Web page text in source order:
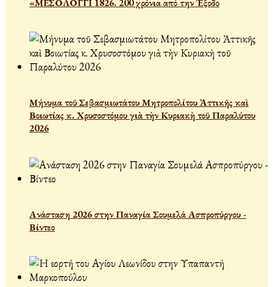
«ΜΕΣΟΛΟΓΓΙ 1826. 200 χρόνια από την Έξοδο
Μήνυμα τοῦ Σεβασμιωτάτου Μητροπολίτου Ἀττικῆς καὶ
Βοιωτίας κ. Χρυσοστόμου γιὰ τὴν Κυριακὴ τοῦ Παραλύτου
2026
Ανάσταση 2026 στην Παναγία Σουμελά Ασπροπύργου -
Βίντεο